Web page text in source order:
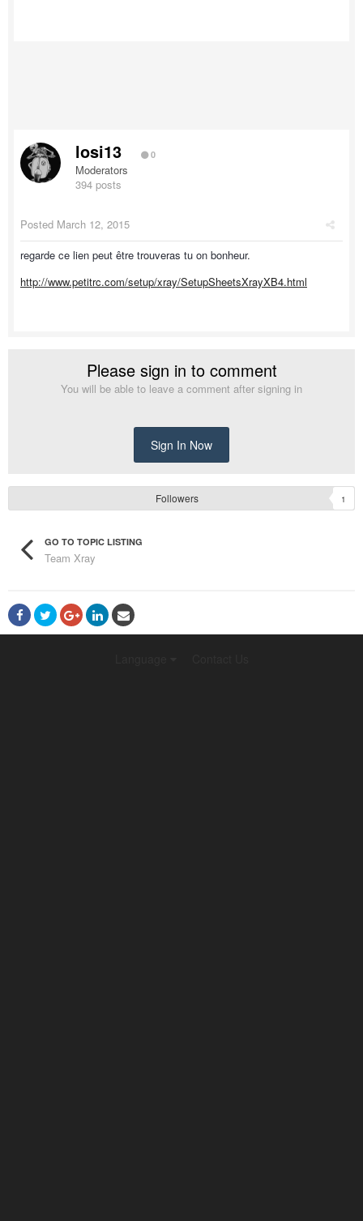
losi13 0
Moderators
394 posts
Posted March 12, 2015
regarde ce lien peut être trouveras tu on bonheur.
http://www.petitrc.com/setup/xray/SetupSheetsXrayXB4.html
Please sign in to comment
You will be able to leave a comment after signing in
Sign In Now
Followers 1
GO TO TOPIC LISTING
Team Xray